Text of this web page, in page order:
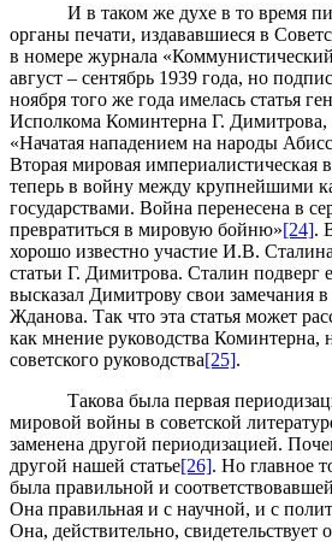
И в таком же духе в то время
органы печати, издававшиеся в
в номере журнала
август – сентябрь 1939 года, но
ноября того же года имелась статья
Исполкома Коминтерна Г. Димитрова,
«Начатая нападением на народы
Вторая мировая империалистическая
теперь в войну между крупнейшими
государствами. Война перенесена в
превратиться в мировую бойню»[24].
хорошо известно участие И.В.
статьи Г. Димитрова. Сталин подверг
высказал Димитрову свои замечания
Жданова. Так что эта статья может
как мнение руководства Коминтерна,
советского руководства[25].
Такова была первая
мировой войны в советской
заменена другой периодизацией.
другой нашей статье[26]. Но главное
была правильной и
Она правильная и с научной, и с
Она, действительно, свидетельствует